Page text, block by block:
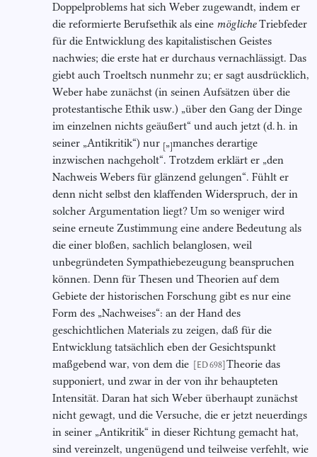
Doppelproblems hat sich Weber zugewandt, indem er
die reformierte Berufsethik als eine möglicheTriebfeder
für die Entwicklung des kapitalistischen Geistes
nachwies; die erste hat er durchaus vernachlässigt. Das
giebt auch Troeltsch nunmehr zu; er sagt ausdrücklich,
Weber habe zunächst (in seinen Aufsätzen über die
protestantische Ethik usw.) „über den Gang der Dinge
im einzelnen nichts geäußert“ und auch jetzt (d. h. in
seiner „Antikritik“) nur „ manches derartige
inzwischen nachgeholt“. Trotzdem erklärt er „den
Nachweis Webers für glänzend gelungen“. Fühlt er
denn nicht selbst den klaffenden Widerspruch, der in
solcher Argumentation liegt? Um so weniger wird
seine erneute Zustimmung eine andere Bedeutung als
die einer bloßen, sachlich belanglosen, weil
unbegründeten Sympathiebezeugung beanspruchen
können. Denn für Thesen und Theorien auf dem
Gebiete der historischen Forschung gibt es nur eine
Form des „Nachweises“: an der Hand des
geschichtlichen Materials zu zeigen, daß für die
Entwicklung tatsächlich eben der Gesichtspunkt
maßgebend war, von dem die
[ED 698] Theorie das
supponiert, und zwar in der von ihr behaupteten
Intensität. Daran hat sich Weber überhaupt zunächst
nicht gewagt, und die Versuche, die er jetzt neuerdings
in seiner „Antikritik“ in dieser Richtung gemacht hat,
sind vereinzelt, ungenügend und teilweise verfehlt, wie